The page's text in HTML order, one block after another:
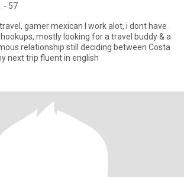
- 57
gamer mexican I work alot, i dont have
mostly looking for a travel buddy & a
still deciding between Costa
Rica or Japan for my next trip fluent in english